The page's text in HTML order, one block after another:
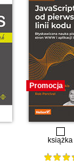
Promocja
książka